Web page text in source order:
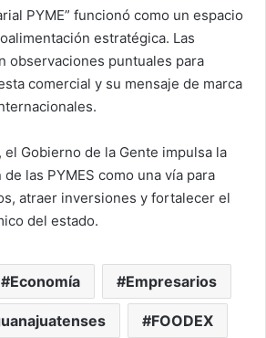
PYME” funcionó como un espacio
estratégica. Las
observaciones puntuales para
comercial y su mensaje de marca
el Gobierno de la Gente impulsa la
las PYMES como una vía para
atraer inversiones y fortalecer el
del estado.
Economía Empresarios
FOODEX